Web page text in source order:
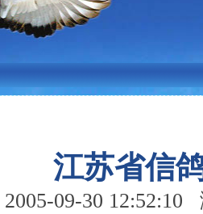
江苏省信
09-30